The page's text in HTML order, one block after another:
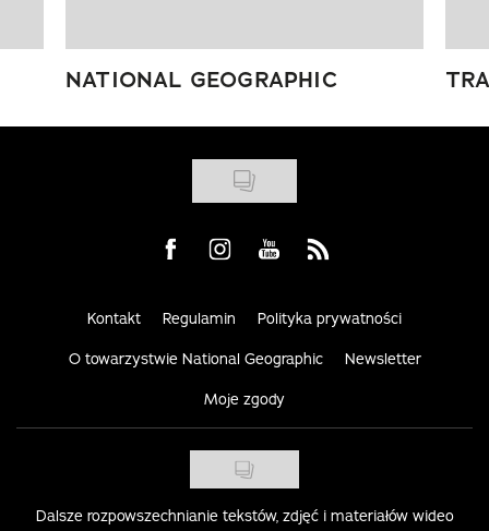
NATIONAL GEOGRAPHIC
Visit us on Facebook
Visit us on Instagram
Visit us on Youtube
Visit us on Rss
Kontakt Regulamin Polityka prywatności
O towarzystwie National Geographic Newsletter
Moje zgody
Dalsze rozpowszechnianie tekstów, zdjęć i materiałów wideo